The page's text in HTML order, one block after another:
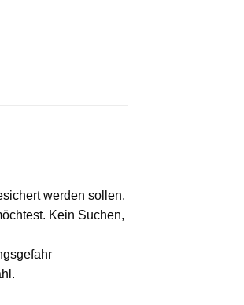
werden sollen.
Kein Suchen,